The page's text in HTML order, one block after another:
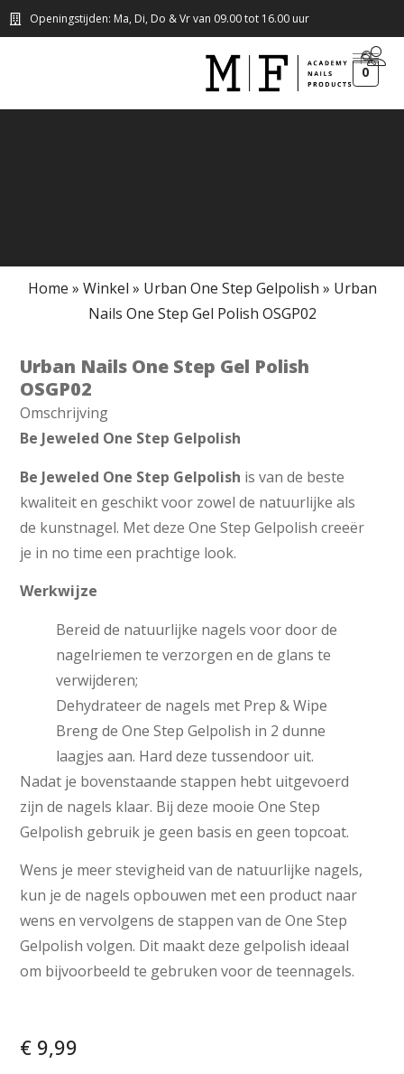
Openingstijden: Ma, Di, Do & Vr van 09.00 tot 16.00 uur
0
Home » Winkel » Urban One Step Gelpolish » Urban
Nails One Step Gel Polish OSGP02
Urban Nails One Step Gel Polish
OSGP02
Omschrijving
Be Jeweled One Step Gelpolish
Be Jeweled One Step Gelpolish is van de beste
kwaliteit en geschikt voor zowel de natuurlijke als
de kunstnagel. Met deze One Step Gelpolish creeër
je in no time een prachtige look.
Werkwijze
Bereid de natuurlijke nagels voor door de
nagelriemen te verzorgen en de glans te
verwijderen;
Dehydrateer de nagels met Prep & Wipe
Breng de One Step Gelpolish in 2 dunne
laagjes aan. Hard deze tussendoor uit.
Nadat je bovenstaande stappen hebt uitgevoerd
zijn de nagels klaar. Bij deze mooie One Step
Gelpolish gebruik je geen basis en geen topcoat.
Wens je meer stevigheid van de natuurlijke nagels,
kun je de nagels opbouwen met een product naar
wens en vervolgens de stappen van de One Step
Gelpolish volgen. Dit maakt deze gelpolish ideaal
om bijvoorbeeld te gebruken voor de teennagels.
€ 9,99